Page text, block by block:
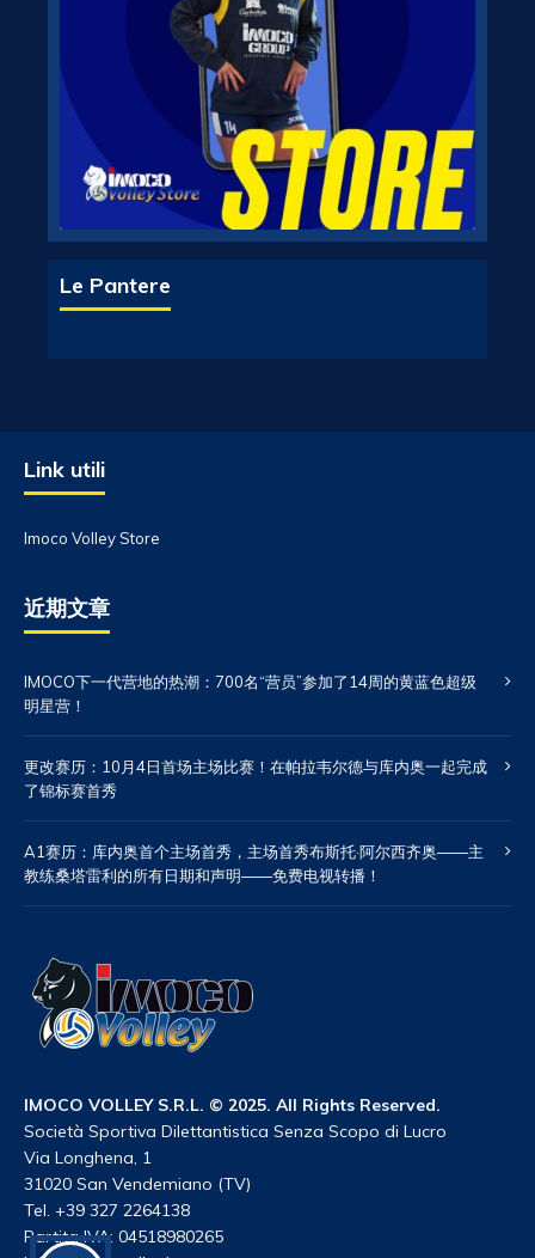
Le Pantere
Link utili
Imoco Volley Store
近期文章
IMOCO下一代营地的热潮：700名“营员”参加了14周的黄蓝色超级
明星营！
更改赛历：10月4日首场主场比赛！在帕拉韦尔德与库内奥一起完成
了锦标赛首秀
A1赛历：库内奥首个主场首秀，主场首秀布斯托·阿尔西齐奥——主
教练桑塔雷利的所有日期和声明——免费电视转播！
IMOCO VOLLEY S.R.L. © 2025. All Rights Reserved.
Società Sportiva Dilettantistica Senza Scopo di Lucro
Via Longhena, 1
31020 San Vendemiano (TV)
Tel. +39 327 2264138
Partita IVA: 04518980265